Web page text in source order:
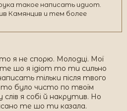
такое написать идиот.
Камянцив и тем более
я не спорю. Молодці. Мої
шо я ідіот то ти сильно
тільки після твого
то було чисто по твоїм
я собі й накрутив. Но
те шо ти казала.